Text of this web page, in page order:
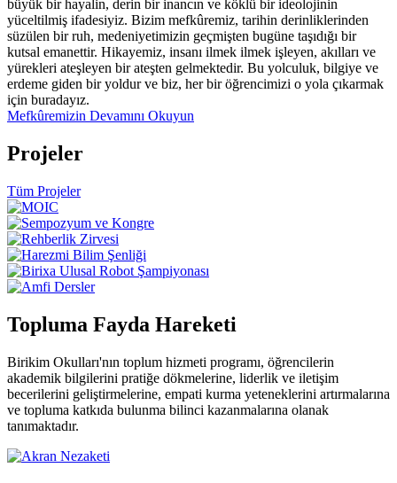
büyük bir hayalin, derin bir inancın ve köklü bir ideolojinin
yüceltilmiş ifadesiyiz. Bizim mefkûremiz, tarihin derinliklerinden
süzülen bir ruh, medeniyetimizin geçmişten bugüne taşıdığı bir
kutsal emanettir. Hikayemiz, insanı ilmek ilmek işleyen, akılları ve
yürekleri ateşleyen bir ateşten gelmektedir. Bu yolculuk, bilgiye ve
erdeme giden bir yoldur ve biz, her bir öğrencimizi o yola çıkarmak
için buradayız.
Mefkûremizin Devamını Okuyun
Projeler
Tüm Projeler
Topluma Fayda Hareketi
Birikim Okulları'nın toplum hizmeti programı, öğrencilerin
akademik bilgilerini pratiğe dökmelerine, liderlik ve iletişim
becerilerini geliştirmelerine, empati kurma yeteneklerini artırmalarına
ve topluma katkıda bulunma bilinci kazanmalarına olanak
tanımaktadır.